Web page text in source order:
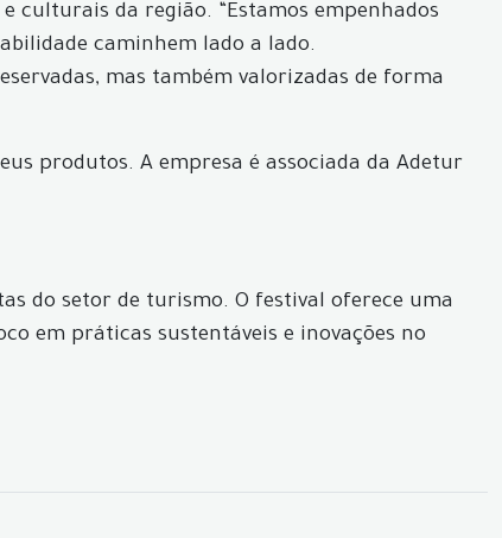
culturais da região. “Estamos empenhados
caminhem lado a lado.
mas também valorizadas de forma
produtos. A empresa é associada da Adetur
do setor de turismo. O festival oferece uma
em práticas sustentáveis e inovações no